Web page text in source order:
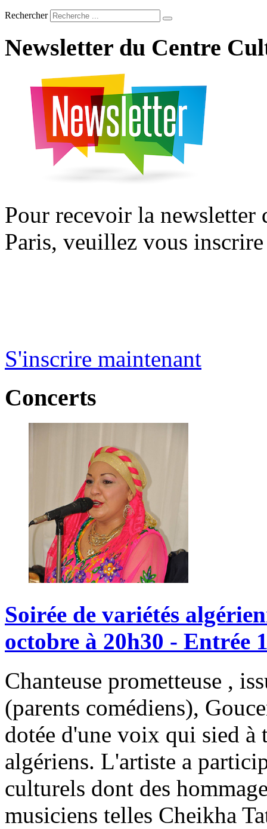
Rechercher
Newsletter du Centre
Pour recevoir la
Paris, veuillez vous
S'inscrire maintenant
Concerts
Soirée de variétés
octobre à 20h30 - Entrée
Chanteuse prometteuse ,
(parents comédiens),
dotée d'une voix qui sied à
algériens. L'artiste a
culturels dont des
musiciens telles Cheikha